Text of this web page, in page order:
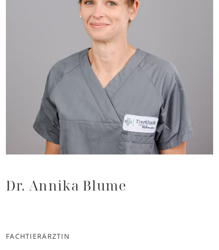
Dr. Annika Blume
FACHTIERÄRZTIN